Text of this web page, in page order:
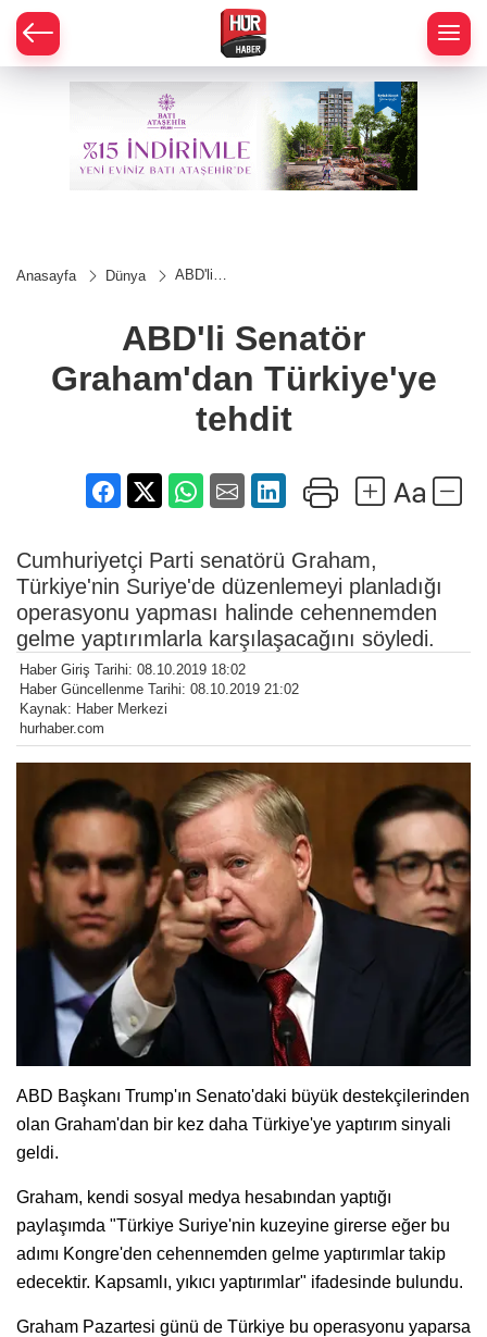
Anasayfa Dünya
ABD'li
Türkiye'ye
tehdit
ABD'li Senatör
Graham'dan Türkiye'ye
tehdit
Cumhuriyetçi Parti senatörü Graham,
Türkiye'nin Suriye'de düzenlemeyi planladığı
operasyonu yapması halinde cehennemden
gelme yaptırımlarla karşılaşacağını söyledi.
Haber Giriş Tarihi: 08.10.2019 18:02
Haber Güncellenme Tarihi: 08.10.2019 21:02
Kaynak: Haber Merkezi
hurhaber.com
ABD Başkanı Trump'ın Senato'daki büyük destekçilerinden
olan Graham'dan bir kez daha Türkiye'ye yaptırım sinyali
geldi.
Graham, kendi sosyal medya hesabından yaptığı
paylaşımda "Türkiye Suriye'nin kuzeyine girerse eğer bu
adımı Kongre'den cehennemden gelme yaptırımlar takip
edecektir. Kapsamlı, yıkıcı yaptırımlar" ifadesinde bulundu.
​Graham Pazartesi günü de Türkiye bu operasyonu yaparsa